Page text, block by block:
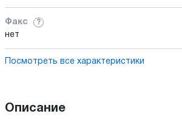
Факс ?
нет
Посмотреть все характеристики
Описание